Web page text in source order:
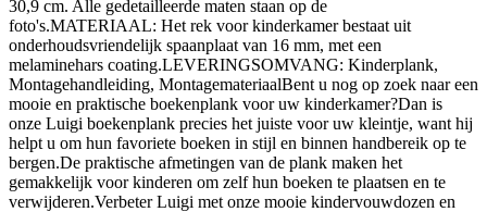
30,9 cm. Alle gedetailleerde maten staan op de
foto's.MATERIAAL: Het rek voor kinderkamer bestaat uit
onderhoudsvriendelijk spaanplaat van 16 mm, met een
melaminehars coating.LEVERINGSOMVANG: Kinderplank,
Montagehandleiding, MontagemateriaalBent u nog op zoek naar een
mooie en praktische boekenplank voor uw kinderkamer?Dan is
onze Luigi boekenplank precies het juiste voor uw kleintje, want hij
helpt u om hun favoriete boeken in stijl en binnen handbereik op te
bergen.De praktische afmetingen van de plank maken het
gemakkelijk voor kinderen om zelf hun boeken te plaatsen en te
verwijderen.Verbeter Luigi met onze mooie kindervouwdozen en